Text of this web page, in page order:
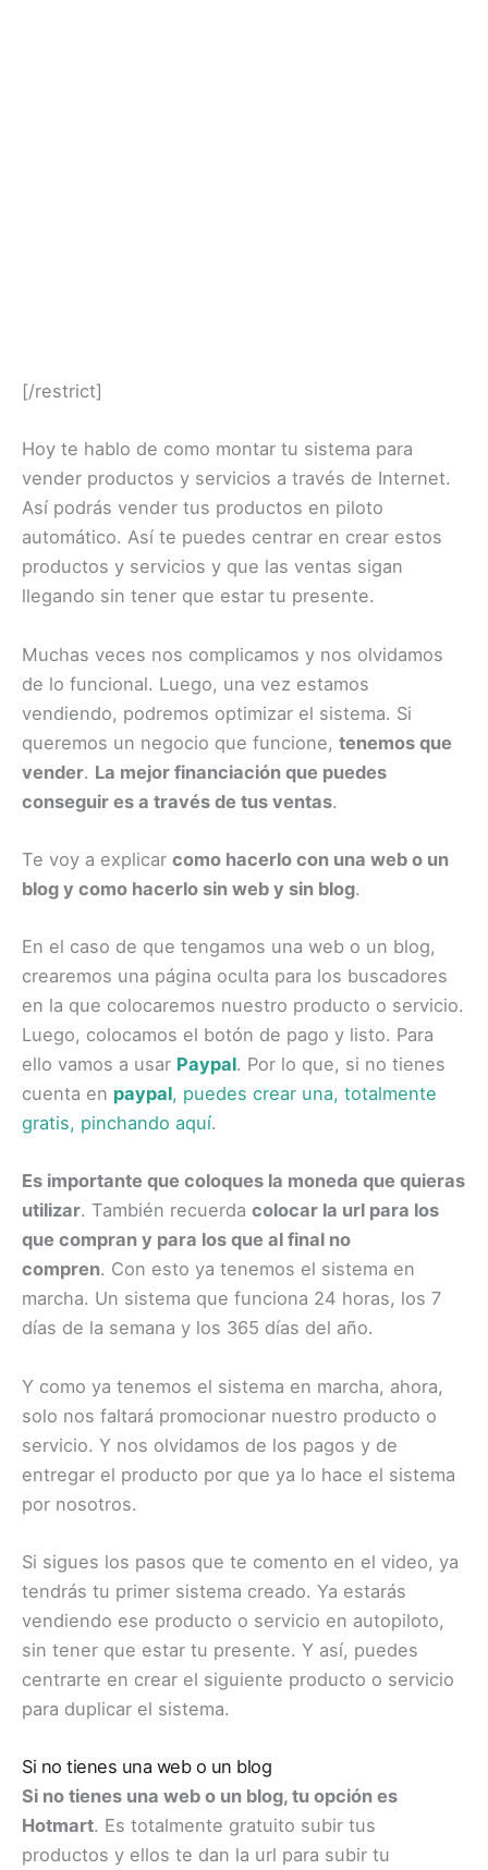
[/restrict]
Hoy te hablo de como montar tu sistema para
vender productos y servicios a través de Internet.
Así podrás vender tus productos en piloto
automático. Así te puedes centrar en crear estos
productos y servicios y que las ventas sigan
llegando sin tener que estar tu presente.
Muchas veces nos complicamos y nos olvidamos
de lo funcional. Luego, una vez estamos
vendiendo, podremos optimizar el sistema. Si
queremos un negocio que funcione, tenemos que
vender. La mejor financiación que puedes
conseguir es a través de tus ventas.
Te voy a explicar como hacerlo con una web o un
blog y como hacerlo sin web y sin blog.
En el caso de que tengamos una web o un blog,
crearemos una página oculta para los buscadores
en la que colocaremos nuestro producto o servicio.
Luego, colocamos el botón de pago y listo. Para
ello vamos a usar Paypal. Por lo que, si no tienes
cuenta en paypal, puedes crear una, totalmente
gratis, pinchando aquí.
Es importante que coloques la moneda que quieras
utilizar. También recuerda colocar la url para los
que compran y para los que al final no
compren. Con esto ya tenemos el sistema en
marcha. Un sistema que funciona 24 horas, los 7
días de la semana y los 365 días del año.
Y como ya tenemos el sistema en marcha, ahora,
solo nos faltará promocionar nuestro producto o
servicio. Y nos olvidamos de los pagos y de
entregar el producto por que ya lo hace el sistema
por nosotros.
Si sigues los pasos que te comento en el video, ya
tendrás tu primer sistema creado. Ya estarás
vendiendo ese producto o servicio en autopiloto,
sin tener que estar tu presente. Y así, puedes
centrarte en crear el siguiente producto o servicio
para duplicar el sistema.
Si no tienes una web o un blog
Si no tienes una web o un blog, tu opción es
Hotmart. Es totalmente gratuito subir tus
productos y ellos te dan la url para subir tu